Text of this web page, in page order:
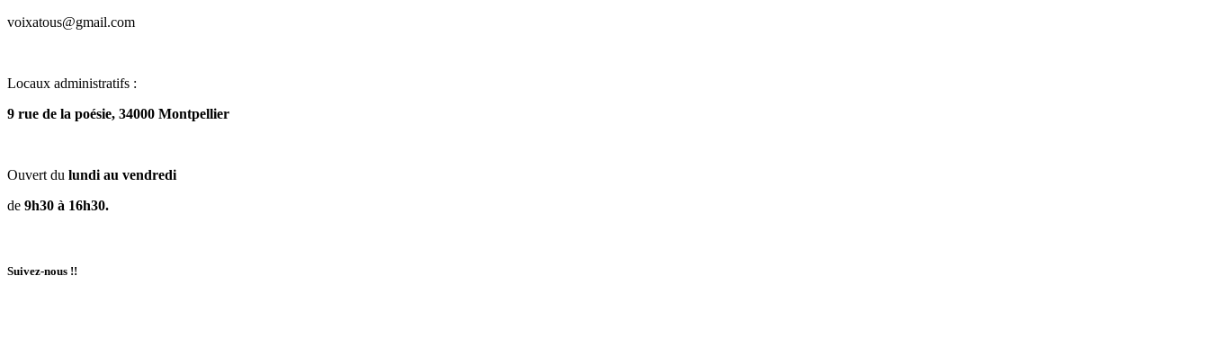
voixatous@gmail.com
Locaux administratifs :
9 rue de la poésie, 34000 Montpellier
Ouvert du lundi au vendredi
de 9h30 à 16h30.
Suivez-nous !!